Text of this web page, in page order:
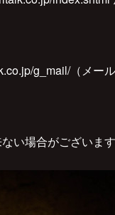
g_mail/（メー
い場合がございます